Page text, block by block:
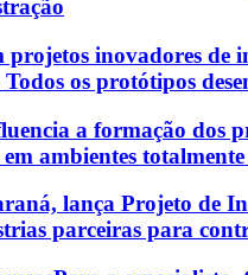
inovadores de
os protótipos
a formação dos
ambientes totalmente
lança Projeto de
parceiras para